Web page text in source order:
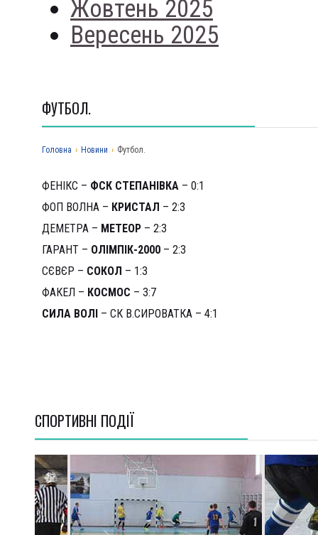
Жовтень 2025
Вересень 2025
ФУТБОЛ.
Головна › Новини › Футбол.
ФЕНІКС – ФСК СТЕПАНІВКА – 0:1
ФОП ВОЛНА – КРИСТАЛ – 2:3
ДЕМЕТРА – МЕТЕОР – 2:3
ГАРАНТ – ОЛІМПІК-2000 – 2:3
СЄВЄР – СОКОЛ – 1:3
ФАКЕЛ – КОСМОС – 3:7
СИЛА ВОЛІ – СК В.СИРОВАТКА – 4:1
СПОРТИВНI ПОДІЇ